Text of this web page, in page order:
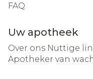
FAQ
Uw apotheek
Over ons Nuttige
Apotheker van